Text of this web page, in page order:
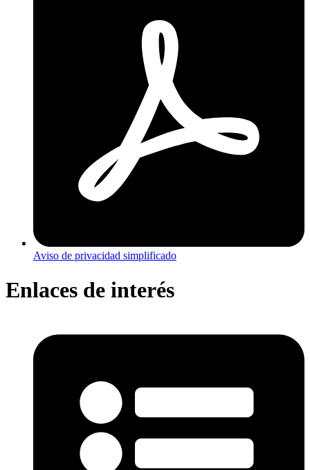
Aviso de privacidad simplificado
Enlaces de interés